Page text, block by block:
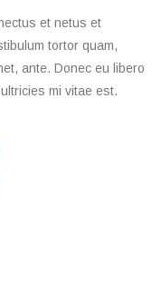
et netus et
tortor quam,
ante. Donec eu libero
mi vitae est.